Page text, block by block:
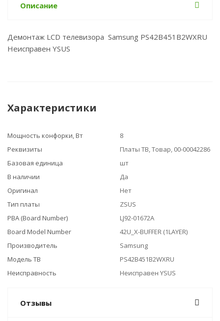
Описание
Демонтаж LCD телевизора Samsung PS42B451B2WXRU
Неисправен YSUS
Характеристики
Мощность конфорки, Вт
8
Реквизиты
Платы ТВ, Товар, 00-00042286
Базовая единица
шт
В наличии
Да
Оригинал
Нет
Тип платы
ZSUS
PBA (Board Number)
LJ92-01672A
Board Model Number
42U_X-BUFFER (1LAYER)
Производитель
Samsung
Модель ТВ
PS42B451B2WXRU
Неисправность
Неисправен YSUS
Отзывы